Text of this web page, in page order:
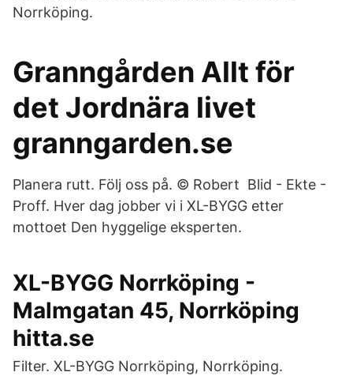
Norrköping.
Granngården Allt för
det Jordnära livet
granngarden.se
Planera rutt. Följ oss på. © Robert Blid - Ekte -
Proff. Hver dag jobber vi i XL-BYGG etter
mottoet Den hyggelige eksperten.
XL-BYGG Norrköping -
Malmgatan 45, Norrköping
hitta.se
Filter. XL-BYGG Norrköping, Norrköping.